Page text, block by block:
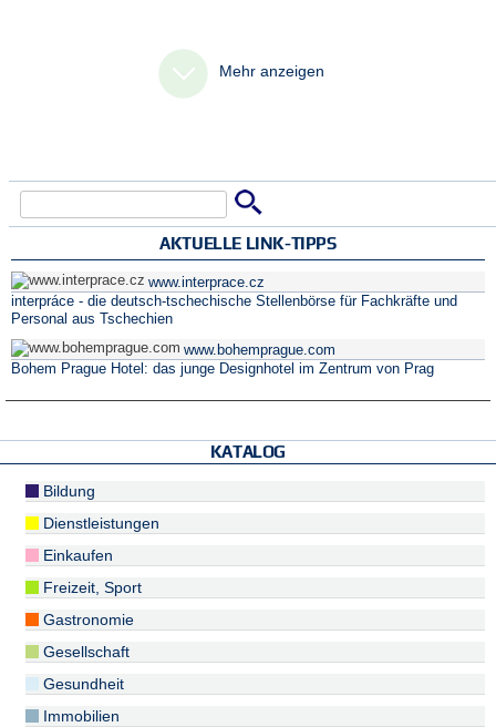
Mehr anzeigen
AKTUELLE LINK-TIPPS
www.interprace.cz
interpráce - die deutsch-tschechische Stellenbörse für Fachkräfte und
Personal aus Tschechien
www.bohemprague.com
Bohem Prague Hotel: das junge Designhotel im Zentrum von Prag
KATALOG
Bildung
Dienstleistungen
Einkaufen
Freizeit, Sport
Gastronomie
Gesellschaft
Gesundheit
Immobilien